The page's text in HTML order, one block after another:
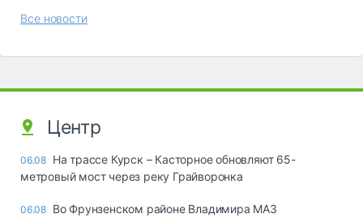
Все новости
Центр
06.08 На трассе Курск – Касторное обновляют 65-
метровый мост через реку Грайворонка
06.08 Во Фрунзенском районе Владимира МАЗ